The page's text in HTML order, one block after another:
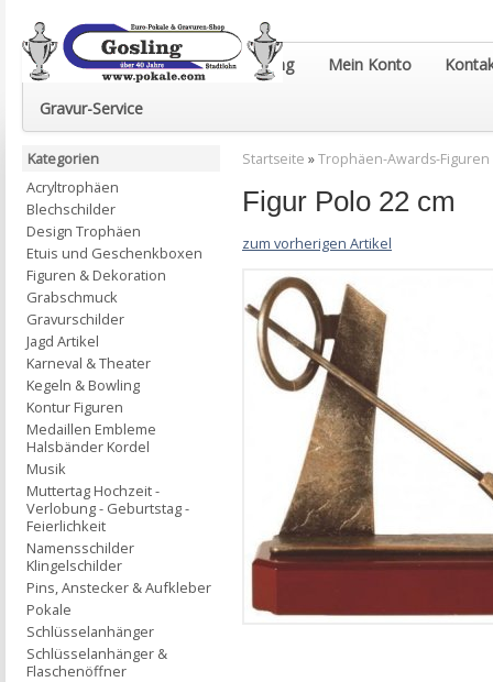
Euro-Pokale & Gravur-Shop Gosling Mein Konto
Gravur-Service
Startseite »Trophäen-Awards-Figuren
Figur Polo 22 cm
zum vorherigen Artikel
Kategorien
Acryltrophäen
Blechschilder
Design Trophäen
Etuis und Geschenkboxen
Figuren & Dekoration
Grabschmuck
Gravurschilder
Jagd Artikel
Karneval & Theater
Kegeln & Bowling
Kontur Figuren
Medaillen Embleme
Halsbänder Kordel
Musik
Muttertag Hochzeit -
Verlobung - Geburtstag -
Feierlichkeit
Namensschilder
Klingelschilder
Pins, Anstecker & Aufkleber
Pokale
Schlüsselanhänger
Schlüsselanhänger &
Flaschenöffner